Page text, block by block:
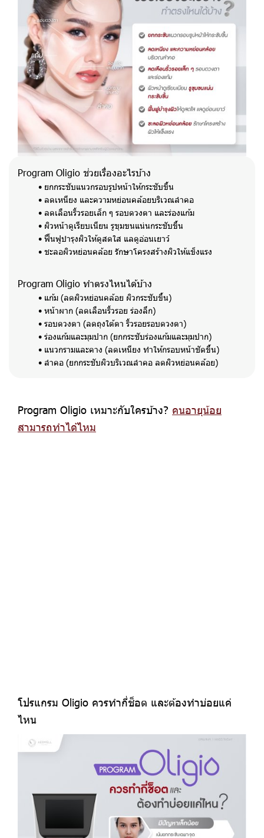
Program Oligio ช่วยเรื่องอะไรบ้าง
ยกกระชับแนวกรอบรูปหน้าให้กระชับขึ้น
ลดเหนียง และความหย่อนคล้อยบริเวณลำคอ
ลดเลือนริ้วรอยเล็ก ๆ รอบดวงตา และร่องแก้ม
ผิวหน้าดูเรียบเนียน รูขุมขนแน่นกระชับขึ้น
ฟื้นฟูบำรุงผิวให้ดูสดใส แลดูอ่อนเยาว์
ชะลอผิวหย่อนคล้อย รักษาโครงสร้างผิวให้แข็งแรง
Program Oligio ทำตรงไหนได้บ้าง
แก้ม (ลดผิวหย่อนคล้อย ผิวกระชับขึ้น)
หน้าผาก (ลดเลือนริ้วรอย ร่องลึก)
รอบดวงตา (ลดถุงใต้ตา ริ้วรอยรอบดวงตา)
ร่องแก้มและมุมปาก (ยกกระชับร่องแก้มและมุมปาก)
แนวกรามและคาง (ลดเหนียง ทำให้กรอบหน้าชัดขึ้น)
ลำคอ (ยกกระชับผิวบริเวณลำคอ ลดผิวหย่อนคล้อย)
Program Oligio เหมาะกับใครบ้าง? คนอายุน้อย
สามารถทำได้ไหม
โปรแกรม Oligio ควรทำกี่ช็อต และต้องทำบ่อยแค่
ไหน